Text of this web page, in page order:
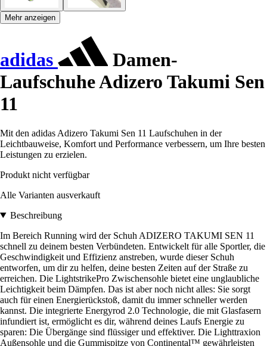
Mehr anzeigen
adidas
Damen-
Laufschuhe Adizero Takumi Sen
11
Mit den adidas Adizero Takumi Sen 11 Laufschuhen in der
Leichtbauweise, Komfort und Performance verbessern, um Ihre besten
Leistungen zu erzielen.
Produkt nicht verfügbar
Alle Varianten ausverkauft
Beschreibung
Im Bereich Running wird der Schuh ADIZERO TAKUMI SEN 11
schnell zu deinem besten Verbündeten. Entwickelt für alle Sportler, die
Geschwindigkeit und Effizienz anstreben, wurde dieser Schuh
entworfen, um dir zu helfen, deine besten Zeiten auf der Straße zu
erreichen. Die LightstrikePro Zwischensohle bietet eine unglaubliche
Leichtigkeit beim Dämpfen. Das ist aber noch nicht alles: Sie sorgt
auch für einen Energierückstoß, damit du immer schneller werden
kannst. Die integrierte Energyrod 2.0 Technologie, die mit Glasfasern
infundiert ist, ermöglicht es dir, während deines Laufs Energie zu
sparen: Die Übergänge sind flüssiger und effektiver. Die Lighttraxion
Außensohle und die Gummispitze von Continental™ gewährleisten